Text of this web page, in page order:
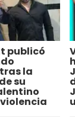
publicó
la
su